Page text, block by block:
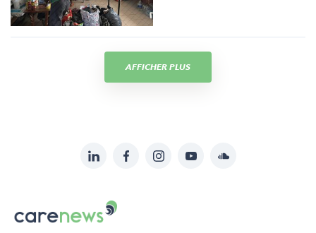
AFFICHER PLUS
sur:
LinkedInFacebookInstagramYouTubeSoundcloud
Le